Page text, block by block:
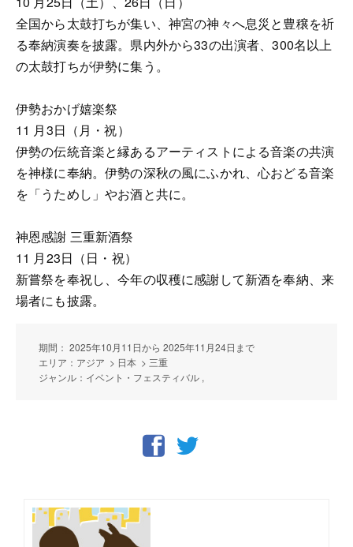
全国から太鼓打ちが集い、神宮の神々へ息災と豊穣を祈
る奉納演奏を披露。県内外から33の出演者、300名以上
の太鼓打ちが伊勢に集う。
伊勢おかげ嬉楽祭
11 月3日（月・祝）
伊勢の伝統音楽と縁あるアーティストによる音楽の共演
を神様に奉納。伊勢の深秋の風にふかれ、心おどる音楽
を「うためし」やお酒と共に。
神恩感謝 三重新酒祭
11 月23日（日・祝）
新嘗祭を奉祝し、今年の収穫に感謝して新酒を奉納、来
場者にも披露。
期間： 2025年10月11日から 2025年11月24日まで
エリア：アジア > 日本 > 三重
ジャンル：イベント・フェスティバル ,